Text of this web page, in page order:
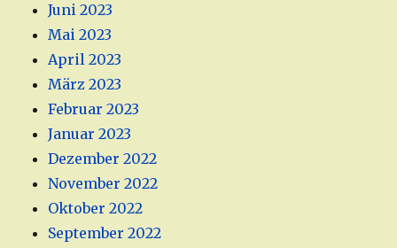
Juni 2023
Mai 2023
April 2023
März 2023
Februar 2023
Januar 2023
Dezember 2022
November 2022
Oktober 2022
September 2022